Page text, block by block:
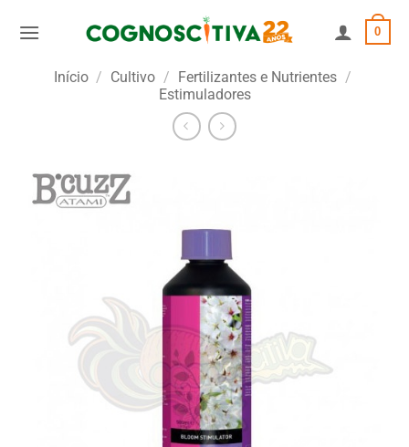
0
Início / Cultivo / Fertilizantes e Nutrientes /
Estimuladores